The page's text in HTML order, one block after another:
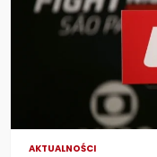
AKTUALNOŚCI